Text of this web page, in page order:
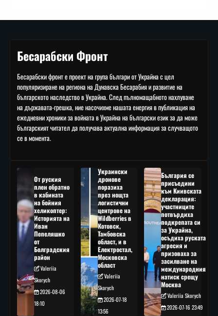
Бесарабски Фронт
Бесарабски фронт е проект на група българи от Украйна с цел
популяризиране на региона на Дунавска Бесарабия и развитие на
българското наследство в Украйна. След пълномащабното нахлуване
на държавата-грешка, ние насочихме нашата енергия в публикация на
ежедневни хроники за войната в Украйна на български език за да може
българският читател да получава актуална информация за случващото
се в момента.
От руския
плен обратно
в кабината
на бойния
хеликоптер:
Историята на
Иван
Пепеляшко
от
Болградския
район
Valeriia
Skorych
2026-08-06
18:10
Украински
дронове
поразиха
през нощта
логистични
центрове на
Wildberries в
Котовск,
Тамбовска
област, и в
Електростал,
Московска
област
Valeriia
Skorych
2026-07-18
13:56
България се
присъедини
към Киивската
декларация:
участниците
потвърдиха
подкрепата си
за Украйна,
осъдиха руската
агресия и
призоваха за
засилване на
международния
натиск срещу
Москва
Valeriia Skorych
2026-07-16 23:49